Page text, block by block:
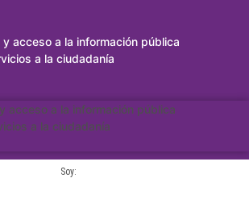
acceso a la información pública
a la ciudadanía
acceso a la información pública
a la ciudadanía
Soy: